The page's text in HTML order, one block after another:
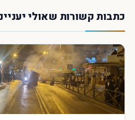
כתבות קשורות שאולי